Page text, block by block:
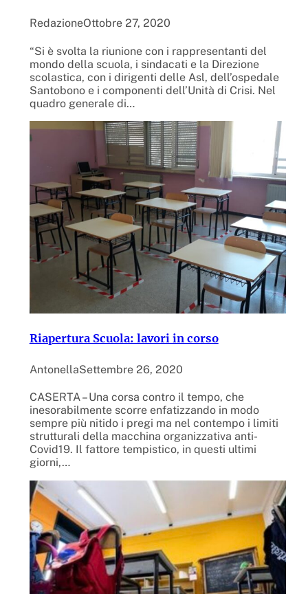
RedazioneOttobre 27, 2020
“Si è svolta la riunione con i rappresentanti del
mondo della scuola, i sindacati e la Direzione
scolastica, con i dirigenti delle Asl, dell’ospedale
Santobono e i componenti dell’Unità di Crisi. Nel
quadro generale di…
Riapertura Scuola: lavori in corso
AntonellaSettembre 26, 2020
CASERTA – Una corsa contro il tempo, che
inesorabilmente scorre enfatizzando in modo
sempre più nitido i pregi ma nel contempo i limiti
strutturali della macchina organizzativa anti-
Covid19. Il fattore tempistico, in questi ultimi
giorni,…